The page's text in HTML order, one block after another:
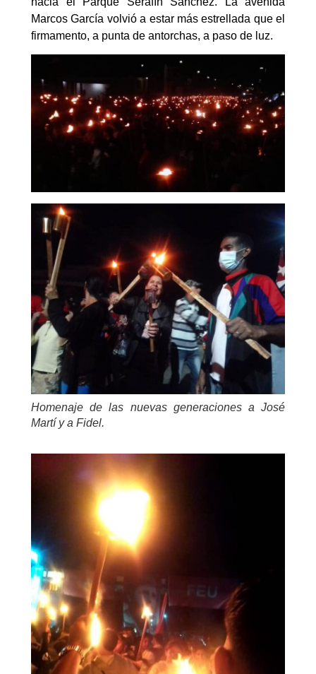
Marcos García volvió a estar más estrellada que el
firmamento, a punta de antorchas, a paso de luz.
Homenaje de las nuevas generaciones a José
Martí y a Fidel.